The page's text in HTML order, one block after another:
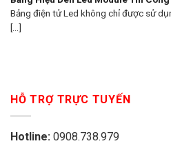
Bảng điện tử Led không chỉ được sử
[...]
HỖ TRỢ TRỰC TUYẾN
Hotline: 0908.738.979